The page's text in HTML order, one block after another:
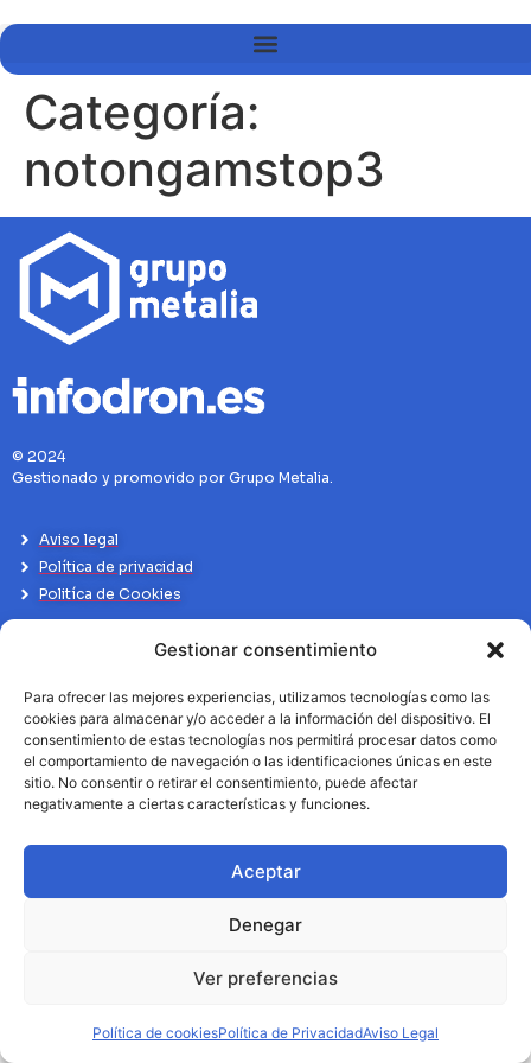
Gestionar consentimiento
Para ofrecer las mejores experiencias, utilizamos tecnologías como las
cookies para almacenar y/o acceder a la información del dispositivo. El
consentimiento de estas tecnologías nos permitirá procesar datos como
el comportamiento de navegación o las identificaciones únicas en este
sitio. No consentir o retirar el consentimiento, puede afectar
negativamente a ciertas características y funciones.
Aceptar
Denegar
Ver preferencias
Política de cookiesPolítica de PrivacidadAviso Legal
Categoría:
notongamstop3
© 2024
Gestionado y promovido por Grupo Metalia.
Aviso legal
Política de privacidad
Politíca de Cookies